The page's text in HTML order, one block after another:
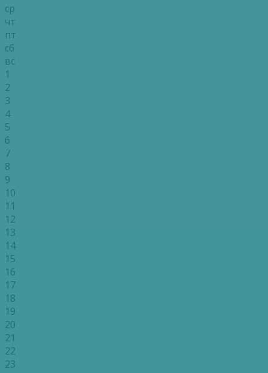
ср
чт
пт
сб
вс
1
2
3
4
5
6
7
8
9
10
11
12
13
14
15
16
17
18
19
20
21
22
23